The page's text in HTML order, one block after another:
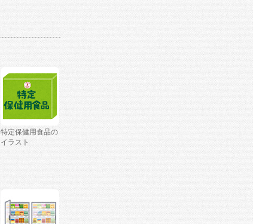
特定保健用食品の
イラスト